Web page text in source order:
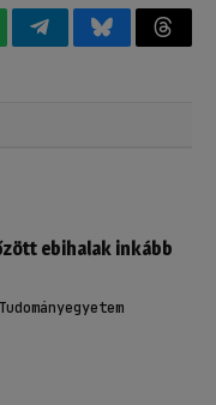
TelegramBluesky
ebihalak inkább